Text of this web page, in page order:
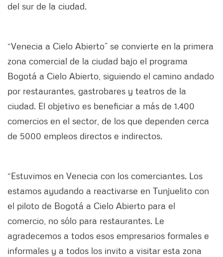
del sur de la ciudad.
“Venecia a Cielo Abierto” se convierte en la primera
zona comercial de la ciudad bajo el programa
Bogotá a Cielo Abierto, siguiendo el camino andado
por restaurantes, gastrobares y teatros de la
ciudad. El objetivo es beneficiar a más de 1.400
comercios en el sector, de los que dependen cerca
de 5000 empleos directos e indirectos.
“Estuvimos en Venecia con los comerciantes. Los
estamos ayudando a reactivarse en Tunjuelito con
el piloto de Bogotá a Cielo Abierto para el
comercio, no sólo para restaurantes. Le
agradecemos a todos esos empresarios formales e
informales y a todos los invito a visitar esta zona